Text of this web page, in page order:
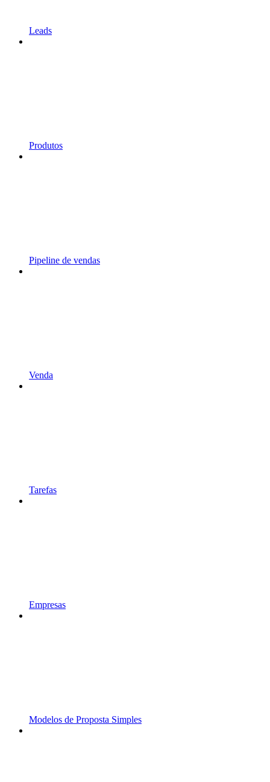
Leads
Produtos
Pipeline de vendas
Venda
Tarefas
Empresas
Modelos de Proposta Simples